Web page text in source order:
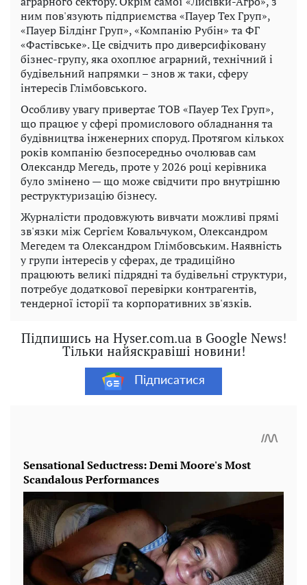
ним пов'язують підприємства «Пауер Тех Груп»,
«Пауер Білдінг Груп», «Компанію Рубін» та ФГ
«Фастівське». Це свідчить про диверсифіковану
бізнес-групу, яка охоплює аграрний, технічний і
будівельний напрямки – знов ж таки, сферу
інтересів Глімбовського.
Особливу увагу привертає ТОВ «Пауер Тех Груп»,
що працює у сфері промислового обладнання та
будівництва інженерних споруд. Протягом кількох
років компанію безпосередньо очолював сам
Олександр Мегедь, проте у 2026 році керівника
було змінено — що може свідчити про внутрішню
реструктуризацію бізнесу.
Журналісти продовжують вивчати можливі прямі
зв'язки між Сергієм Ковальчуком, Олександром
Мегедем та Олександром Глімбовським. Наявність
у групи інтересів у сферах, де традиційно
працюють великі підрядні та будівельні структури,
потребує додаткової перевірки контрагентів,
тендерної історії та корпоративних зв'язків.
Підпишись на Hyser.com.ua в Google News!
Тільки найяскравіші новини!
Підписатися